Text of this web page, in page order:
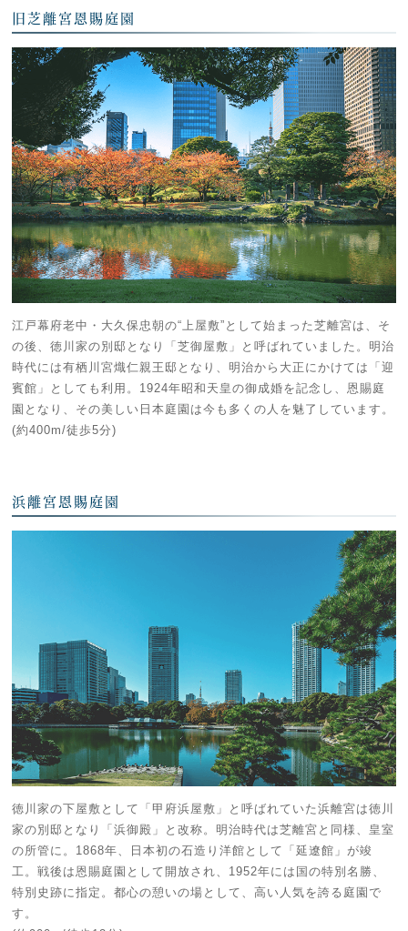
旧芝離宮恩賜庭園
江戸幕府老中・大久保忠朝の“上屋敷”として始まった芝離宮は、そ
の後、徳川家の別邸となり「芝御屋敷」と呼ばれていました。明治
時代には有栖川宮熾仁親王邸となり、明治から大正にかけては「迎
賓館」としても利用。1924年昭和天皇の御成婚を記念し、恩賜庭
園となり、その美しい日本庭園は今も多くの人を魅了しています。
(約400m/徒歩5分)
浜離宮恩賜庭園
徳川家の下屋敷として「甲府浜屋敷」と呼ばれていた浜離宮は徳川
家の別邸となり「浜御殿」と改称。明治時代は芝離宮と同様、皇室
の所管に。1868年、日本初の石造り洋館として「延遼館」が竣
工。戦後は恩賜庭園として開放され、1952年には国の特別名勝、
特別史跡に指定。都心の憩いの場として、高い人気を誇る庭園で
す。